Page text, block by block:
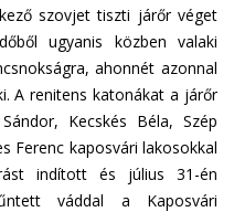
szovjet tiszti járőr véget
ugyanis közben valaki
ahonnét azonnal
A renitens katonákat a járőr
Kecskés Béla, Szép
Ferenc kaposvári lakosokkal
indított és július 31-én
váddal a Kaposvári